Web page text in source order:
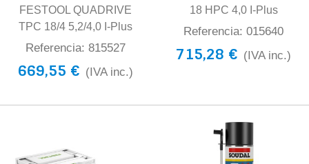
FESTOOL QUADRIVE
TPC 18/4 5,2/4,0 I-Plus
Referencia: 815527
669,55 € (IVA inc.)
18 HPC 4,0 I-Plus
Referencia: 015640
715,28 € (IVA inc.)